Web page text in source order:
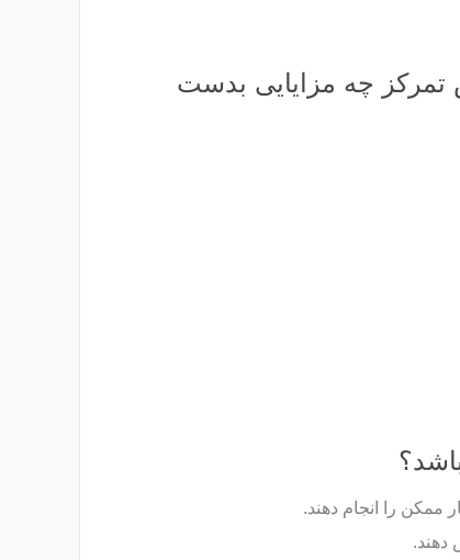
چه مزایایی بدست
ممکن را انجام دهند.
دهند.